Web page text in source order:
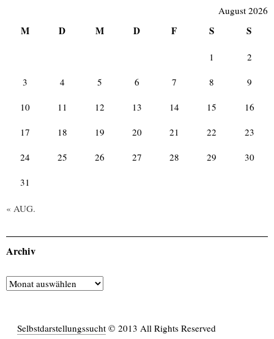
August 2026
M D M D F S S
« AUG.
1 2
3 4 5 6 7 8 9
10 11 12 13 14 15 16
17 18 19 20 21 22 23
24 25 26 27 28 29 30
31
Archiv
Archiv
Selbstdarstellungssucht© 2013 All Rights Reserved